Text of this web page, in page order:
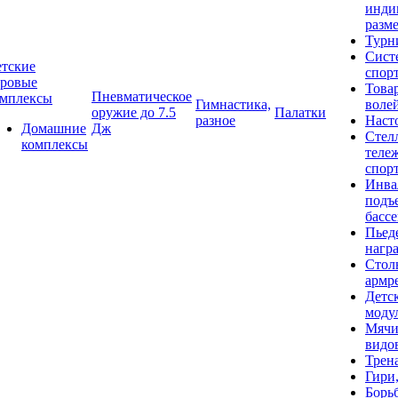
Домашние
комплексы
Пневматическое
оружие до 7.5
Дж
Гимнастика,
разное
Палатки